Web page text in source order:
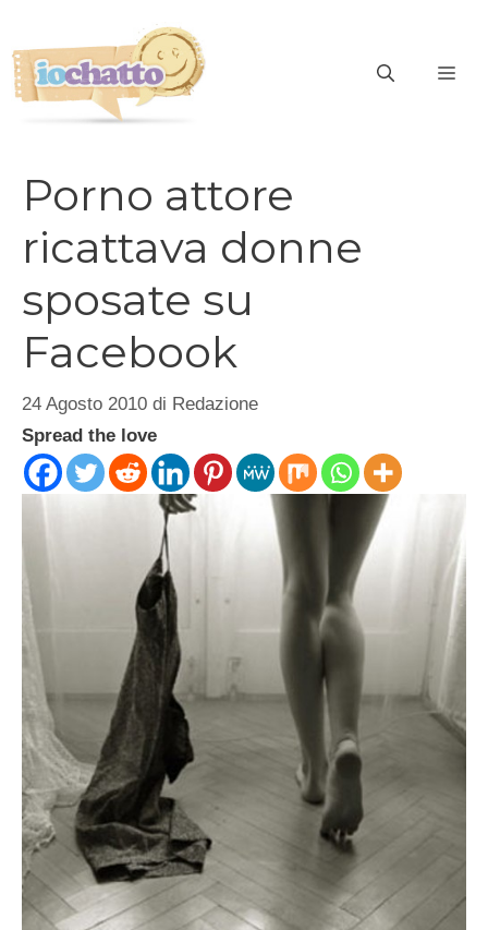
contenuto
Porno attore
ricattava donne
sposate su
Facebook
24 Agosto 2010 di Redazione
Spread the love